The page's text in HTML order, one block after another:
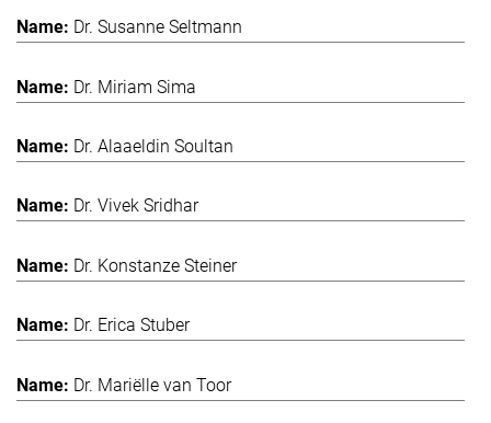
Dr. Susanne Seltmann
Dr. Miriam Sima
Dr. Alaaeldin Soultan
Dr. Vivek Sridhar
Dr. Konstanze Steiner
Dr. Erica Stuber
Dr. Mariëlle van Toor